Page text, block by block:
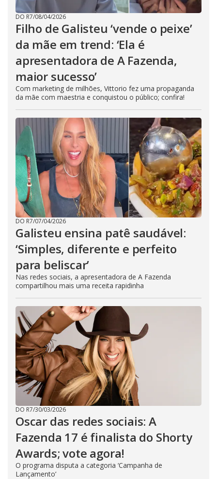
DO R7/08/04/2026
Filho de Galisteu ‘vende o peixe’
da mãe em trend: ‘Ela é
apresentadora de A Fazenda,
maior sucesso’
Com marketing de milhões, Vittorio fez uma propaganda
da mãe com maestria e conquistou o público; confira!
DO R7/07/04/2026
Galisteu ensina patê saudável:
‘Simples, diferente e perfeito
para beliscar’
Nas redes sociais, a apresentadora de A Fazenda
compartilhou mais uma receita rapidinha
DO R7/30/03/2026
Oscar das redes sociais: A
Fazenda 17 é finalista do Shorty
Awards; vote agora!
O programa disputa a categoria ‘Campanha de
Lançamento’